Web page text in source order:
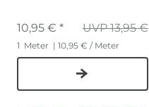
UVP 13,95 €
10,95 € *
1 Meter | 10,95 € / Meter